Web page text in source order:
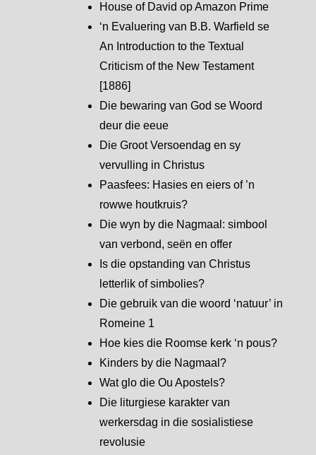
House of David op Amazon Prime
‘n Evaluering van B.B. Warfield se
An Introduction to the Textual
Criticism of the New Testament
[1886]
Die bewaring van God se Woord
deur die eeue
Die Groot Versoendag en sy
vervulling in Christus
Paasfees: Hasies en eiers of ’n
rowwe houtkruis?
Die wyn by die Nagmaal: simbool
van verbond, seën en offer
Is die opstanding van Christus
letterlik of simbolies?
Die gebruik van die woord ‘natuur’ in
Romeine 1
Hoe kies die Roomse kerk ‘n pous?
Kinders by die Nagmaal?
Wat glo die Ou Apostels?
Die liturgiese karakter van
werkersdag in die sosialistiese
revolusie